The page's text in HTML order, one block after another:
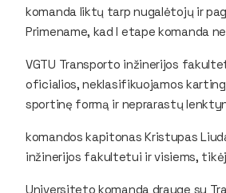
komanda liktų tarp nugalėtojų ir
Primename, kad I etape komanda
VGTU Transporto inžinerijos
oficialios, neklasifikuojamos
sportinę formą ir neprarastų
komandos kapitonas Kristupas
inžinerijos fakultetui ir visiems,
Universiteto komanda drauge su